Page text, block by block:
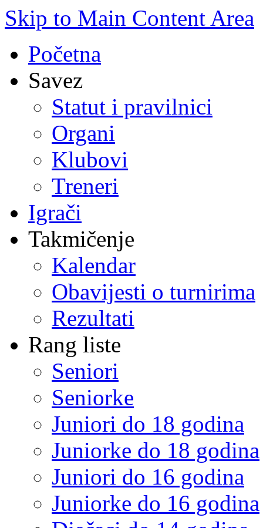
Skip to Main Content Area
Početna
Savez
Statut i pravilnici
Organi
Klubovi
Treneri
Igrači
Takmičenje
Kalendar
Obavijesti o turnirima
Rezultati
Rang liste
Seniori
Seniorke
Juniori do 18 godina
Juniorke do 18 godina
Juniori do 16 godina
Juniorke do 16 godina